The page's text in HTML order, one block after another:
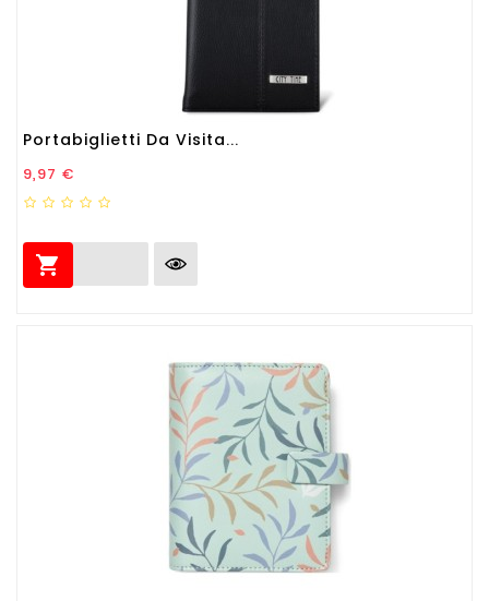
Portabiglietti Da Visita...
Prezzo
9,97 €
